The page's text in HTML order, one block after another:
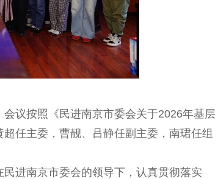
议按照《民进南京市委会关于2026年基层
任主委，曹靓、吕静任副主委，南珺任组
进南京市委会的领导下，认真贯彻落实